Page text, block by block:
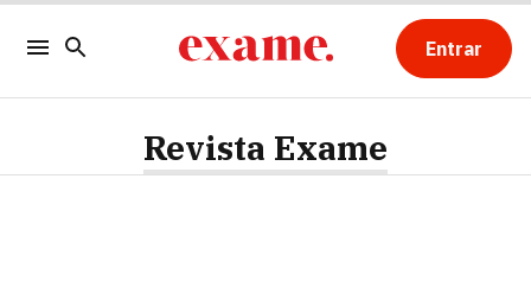
Entrar
Revista Exame